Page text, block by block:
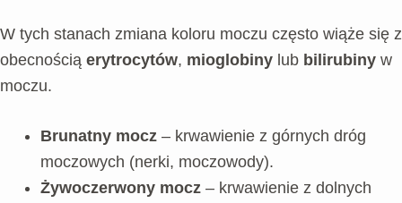
W tych stanach zmiana koloru moczu często wiąże się z
obecnością erytrocytów, mioglobiny lub bilirubiny w
moczu.
Brunatny mocz – krwawienie z górnych dróg
moczowych (nerki, moczowody).
Żywoczerwony mocz – krwawienie z dolnych